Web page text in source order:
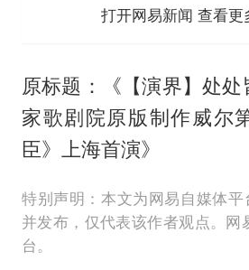
打开网易新闻 查看更
原标题：《【演界】处
家歌剧院原版制作威尔
臣》上海首演》
特别声明：本文为网易自媒体平
并发布，仅代表该作者观点。网
台。